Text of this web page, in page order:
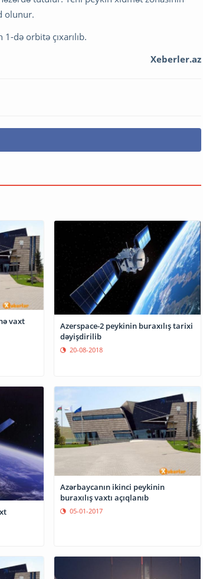
olunur.
də orbitə çıxarılıb.
Xeberler.az
vaxt
Azerspace-2 peykinin buraxılış tarixi
dəyişdirilib
20-08-2018
Azərbaycanın ikinci peykinin
buraxılış vaxtı açıqlanıb
05-01-2017